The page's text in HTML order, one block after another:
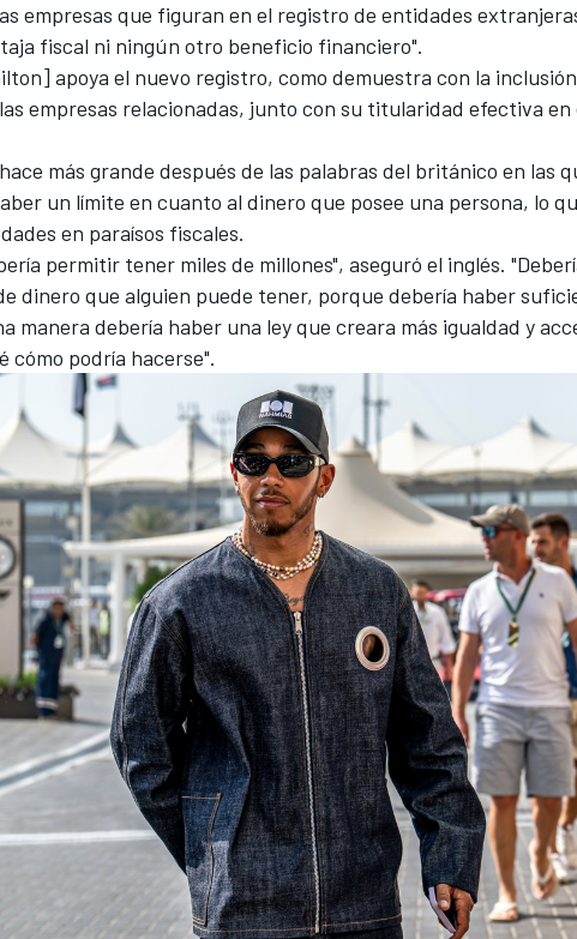
empresas que figuran en el registro de entidades
fiscal ni ningún otro beneficio financiero".
apoya el nuevo registro, como demuestra con la
empresas relacionadas, junto con su titularidad efectiva en
más grande después de las palabras del británico en las
un límite en cuanto al dinero que posee una persona, lo
en paraísos fiscales.
permitir tener miles de millones", aseguró el inglés.
dinero que alguien puede tener, porque debería haber
manera debería haber una ley que creara más igualdad y
cómo podría hacerse".